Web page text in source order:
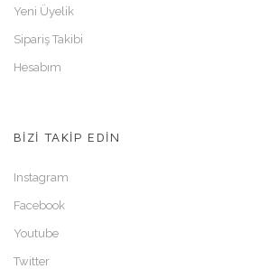
Yeni Üyelik
Sipariş Takibi
Hesabım
BİZİ TAKİP EDİN
Instagram
Facebook
Youtube
Twitter